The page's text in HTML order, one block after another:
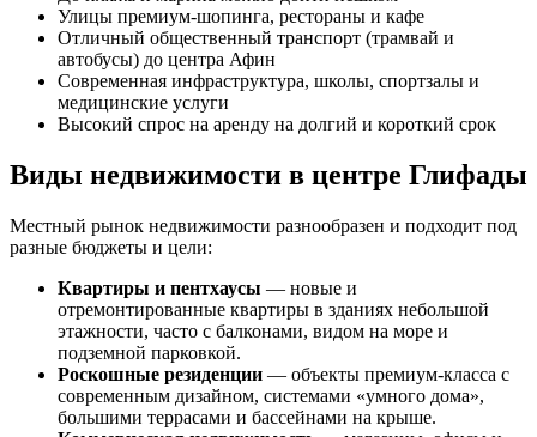
Улицы премиум-шопинга, рестораны и кафе
Отличный общественный транспорт (трамвай и
автобусы) до центра Афин
Современная инфраструктура, школы, спортзалы и
медицинские услуги
Высокий спрос на аренду на долгий и короткий срок
Виды недвижимости в центре Глифады
Местный рынок недвижимости разнообразен и подходит под
разные бюджеты и цели:
Квартиры и пентхаусы — новые и
отремонтированные квартиры в зданиях небольшой
этажности, часто с балконами, видом на море и
подземной парковкой.
Роскошные резиденции — объекты премиум-класса с
современным дизайном, системами «умного дома»,
большими террасами и бассейнами на крыше.